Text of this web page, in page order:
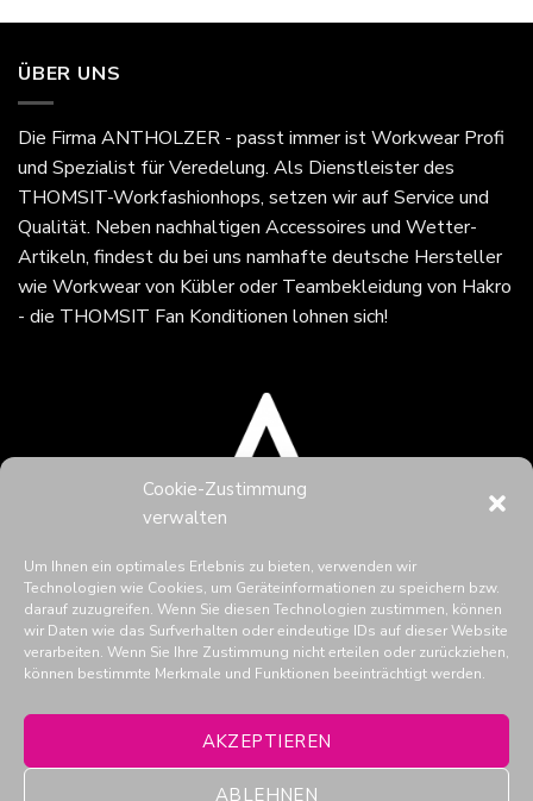
Cookie-Zustimmung
verwalten
Um Ihnen ein optimales Erlebnis zu bieten, verwenden wir
Technologien wie Cookies, um Geräteinformationen zu speichern bzw.
darauf zuzugreifen. Wenn Sie diesen Technologien zustimmen, können
wir Daten wie das Surfverhalten oder eindeutige IDs auf dieser Website
verarbeiten. Wenn Sie Ihre Zustimmung nicht erteilen oder zurückziehen,
können bestimmte Merkmale und Funktionen beeinträchtigt werden.
AKZEPTIEREN
ABLEHNEN
ÜBER UNS
Die Firma ANTHOLZER - passt immerist Workwear Profi
und Spezialist für Veredelung. Als Dienstleister des
THOMSIT-Workfashionhops, setzen wir auf Service und
Qualität. Neben nachhaltigen Accessoires und Wetter-
Artikeln, findest du bei uns namhafte deutsche Hersteller
wie Workwear von Kübler oder Teambekleidung von Hakro
- die THOMSIT Fan Konditionen lohnen sich!
THOMSIT in den Social Media